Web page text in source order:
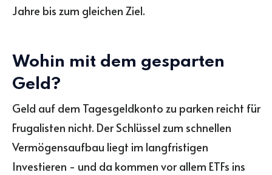
Jahre bis zum gleichen Ziel.
Wohin mit dem gesparten
Geld?
Geld auf dem Tagesgeldkonto zu parken reicht für
Frugalisten nicht. Der Schlüssel zum schnellen
Vermögensaufbau liegt im langfristigen
Investieren - und da kommen vor allem ETFs ins